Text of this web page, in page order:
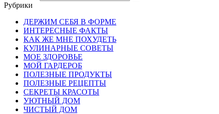
Рубрики
ДЕРЖИМ СЕБЯ В ФОРМЕ
ИНТЕРЕСНЫЕ ФАКТЫ
КАК ЖЕ МНЕ ПОХУДЕТЬ
КУЛИНАРНЫЕ СОВЕТЫ
МОЕ ЗДОРОВЬЕ
МОЙ ГАРДЕРОБ
ПОЛЕЗНЫЕ ПРОДУКТЫ
ПОЛЕЗНЫЕ РЕЦЕПТЫ
СЕКРЕТЫ КРАСОТЫ
УЮТНЫЙ ДОМ
ЧИСТЫЙ ДОМ